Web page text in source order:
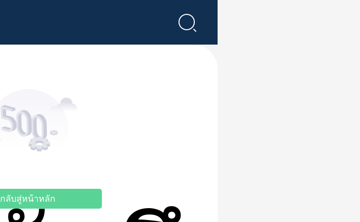
กลับสู่หน้าหลัก